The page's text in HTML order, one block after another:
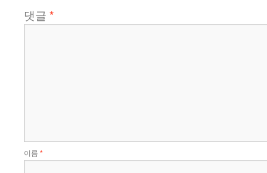
댓글 *
이름 *